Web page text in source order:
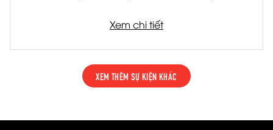
Xem chi tiết
XEM THÊM SỰ KIỆN KHÁC